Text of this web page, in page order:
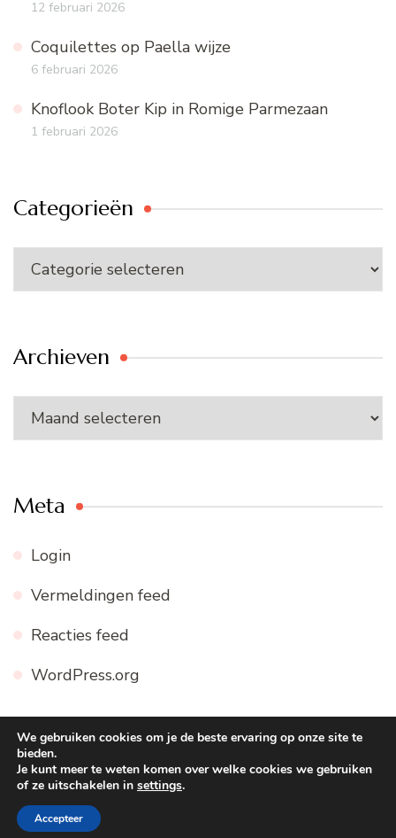
12 februari 2026
Coquilettes op Paella wijze
6 februari 2026
Knoflook Boter Kip in Romige Parmezaan
1 februari 2026
Categorieën
Categorieën
Archieven
Archieven
Meta
Login
Vermeldingen feed
Reacties feed
WordPress.org
© Copyright 2026WWW.FIJNE-RECEPTEN.NL. Alle
rechten voorbehouden.Blossom Recipe | Ontwikkeld door
Blossom Themes
We gebruiken cookies om je de beste ervaring op onze site te
bieden.
Je kunt meer te weten komen over welke cookies we gebruiken
of ze uitschakelen in settings.
Accepteer